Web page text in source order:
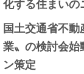
国土交通省不
業〟の検討会始
ン策定